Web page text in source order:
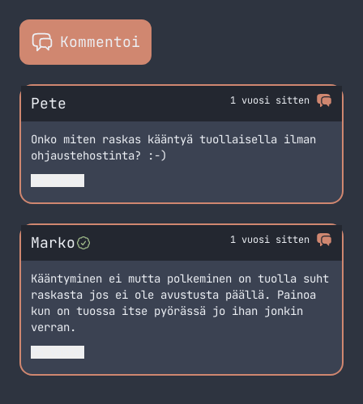
Kommentoi
Pete 1 vuosi sitten
Onko miten raskas kääntyä tuollaisella ilman
ohjaustehostinta? :-)
Marko 1 vuosi sitten
Kääntyminen ei mutta polkeminen on tuolla suht
raskasta jos ei ole avustusta päällä. Painoa
kun on tuossa itse pyörässä jo ihan jonkin
verran.